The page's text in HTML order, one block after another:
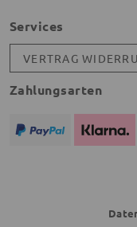
Services
VERTRAG
Zahlungsarten